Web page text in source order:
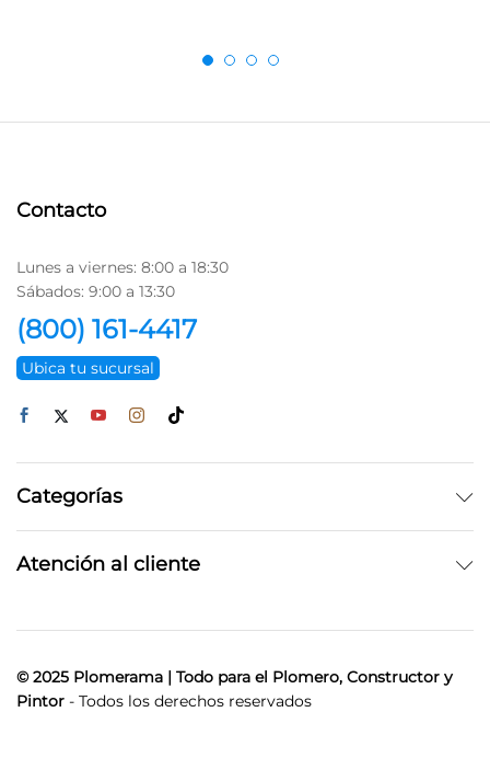
Contacto
Lunes a viernes: 8:00 a 18:30
Sábados: 9:00 a 13:30
(800) 161-4417
Ubica tu sucursal
Categorías
Atención al cliente
© 2025 Plomerama | Todo para el Plomero, Constructor y
Pintor - Todos los derechos reservados